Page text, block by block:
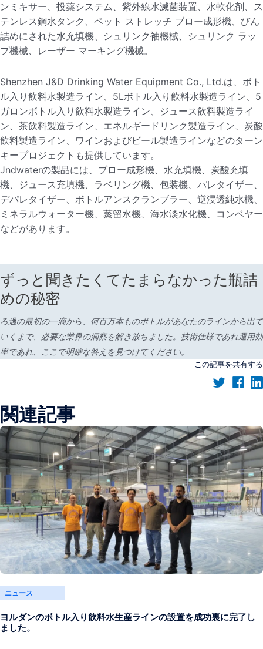
ンミキサー、投薬システム、紫外線水滅菌装置、水軟化剤、ス
テンレス鋼水タンク、ペット ストレッチ ブロー成形機、びん
詰めにされた水充填機、シュリンク袖機械、シュリンク ラッ
プ機械、レーザー マーキング機械。
Shenzhen J&D Drinking Water Equipment Co., Ltd.は、ボト
ル入り飲料水製造ライン、5Lボトル入り飲料水製造ライン、5
ガロンボトル入り飲料水製造ライン、ジュース飲料製造ライ
ン、茶飲料製造ライン、エネルギードリンク製造ライン、炭酸
飲料製造ライン、ワインおよびビール製造ラインなどのターン
キープロジェクトも提供しています。
Jndwaterの製品には、ブロー成形機、水充填機、炭酸充填
機、ジュース充填機、ラベリング機、包装機、パレタイザー、
デパレタイザー、ボトルアンスクランブラー、逆浸透純水機、
ミネラルウォーター機、蒸留水機、海水淡水化機、コンベヤー
などがあります。
ずっと聞きたくてたまらなかった瓶詰
めの秘密
ろ過の最初の一滴から、何百万本ものボトルがあなたのラインから出て
いくまで、必要な業界の洞察を解き放ちました。技術仕様であれ運用効
率であれ、ここで明確な答えを見つけてください。
この記事を共有する
関連記事
ニュース
ヨルダンのボトル入り飲料水生産ラインの設置を成功裏に完了し
ました。